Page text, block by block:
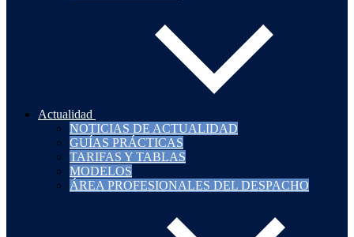
Actualidad
NOTICIAS DE ACTUALIDAD
GUÍAS PRÁCTICAS
TARIFAS Y TABLAS
MODELOS
ÁREA PROFESIONALES DEL DESPACHO